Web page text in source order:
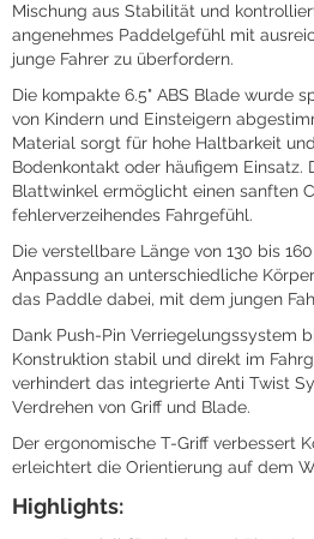
Mischung aus Stabilität und
angenehmes Paddelgefühl mit
junge Fahrer zu überfordern.
Die kompakte 6.5" ABS Blade wurde
von Kindern und Einsteigern
Material sorgt für hohe Haltbarkeit
Bodenkontakt oder häufigem Einsatz.
Blattwinkel ermöglicht einen sanften
fehlerverzeihendes Fahrgefühl.
Die verstellbare Länge von 130 bis
Anpassung an unterschiedliche
das Paddle dabei, mit dem jungen
Dank Push-Pin Verriegelungssystem
Konstruktion stabil und direkt im
verhindert das integrierte Anti Twist
Verdrehen von Griff und Blade.
Der ergonomische T-Griff verbessert
erleichtert die Orientierung auf dem
Highlights: